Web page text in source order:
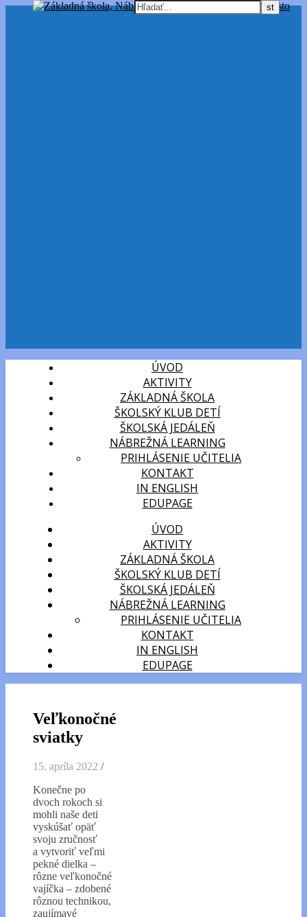
ÚVOD
AKTIVITY
ZÁKLADNÁ ŠKOLA
ŠKOLSKÝ KLUB DETÍ
ŠKOLSKÁ JEDÁLEŇ
NÁBREŽNÁ LEARNING
PRIHLÁSENIE UČITELIA
KONTAKT
IN ENGLISH
EDUPAGE
ÚVOD
AKTIVITY
ZÁKLADNÁ ŠKOLA
ŠKOLSKÝ KLUB DETÍ
ŠKOLSKÁ JEDÁLEŇ
NÁBREŽNÁ LEARNING
PRIHLÁSENIE UČITELIA
KONTAKT
IN ENGLISH
EDUPAGE
Veľkonočné
sviatky
15. apríla 2022 /
Konečne po
dvoch rokoch si
mohli naše deti
vyskúšať opäť
svoju zručnosť
a vytvoriť veľmi
pekné dielka –
rôzne veľkonočné
vajíčka – zdobené
rôznou technikou,
zaujímavé